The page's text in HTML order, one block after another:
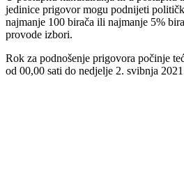
jedinice prigovor mogu podnijeti
najmanje 100 birača ili najmanje 5%
provode izbori.
Rok za podnošenje prigovora počinje
od 00,00 sati do nedjelje 2. svibnja